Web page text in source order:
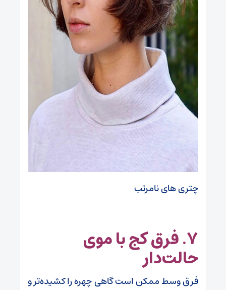
چتری های نامرتب
۷. فرق کج با موی
حالت‌دار
فرق وسط ممکن است گاهی چهره را کشیده‌تر و